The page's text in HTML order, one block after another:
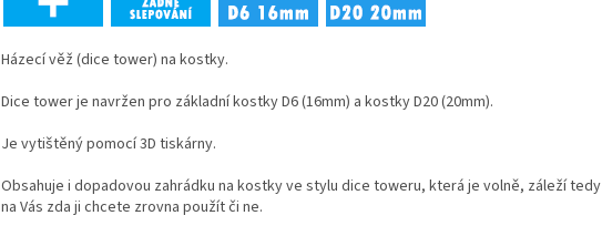
Házecí věž (dice tower) na kostky.
Dice tower je navržen pro základní kostky D6 (16mm) a kostky D20 (20mm).
Je vytištěný pomocí 3D tiskárny.
Obsahuje i dopadovou zahrádku na kostky ve stylu dice toweru, která je volně, záleží tedy
na Vás zda ji chcete zrovna použít či ne.